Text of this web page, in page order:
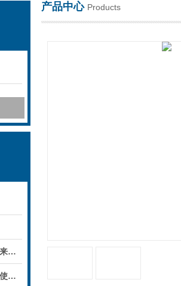
如何制作台式恒温振荡器？快来看看
台式恒温振荡器的培养摇床的使用维护方法
产品中心 Products